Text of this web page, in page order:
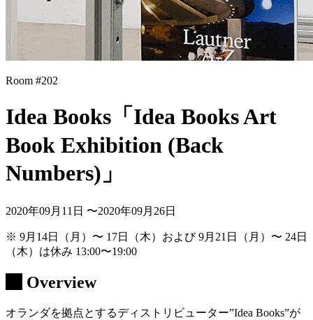
Room #202
Idea Books「Idea Books Art
Book Exhibition (Back
Numbers)」
2020年09月11日 〜2020年09月26日
※ 9月14日（月）〜 17日（木）および 9月21日（月）〜 24日
（木）は休み 13:00〜19:00
Overview
オランダを拠点とするディストリビューター”Idea Books”が